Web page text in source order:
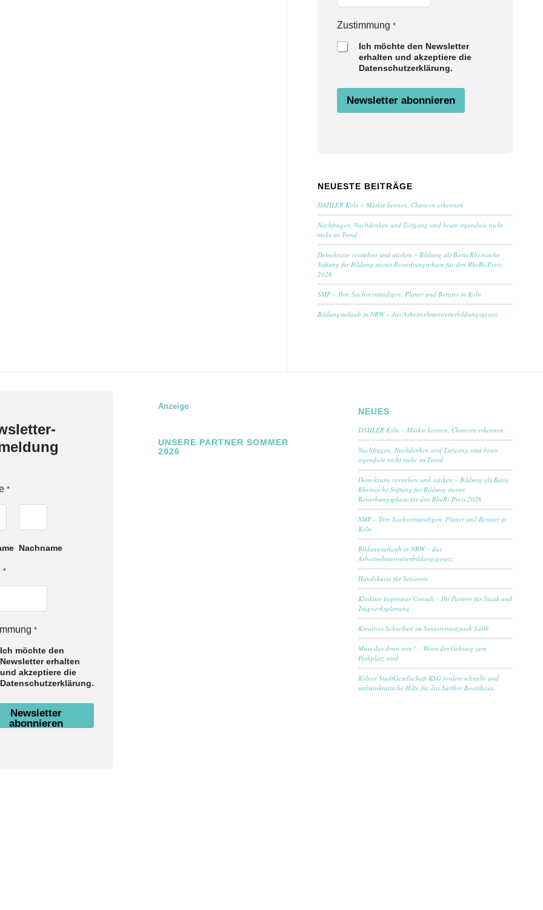
Z
u
t
i
u
Zustimmung *
Ich möchte den Newsletter
erhalten und akzeptiere die
Datenschutzerklärung.
Newsletter abonnieren
NEUESTE BEITRÄGE
DAHLER Köln – Märkte kennen, Chancen erkennen
Nachfragen, Nachdenken und Tiefgang sind heute irgendwie nicht
mehr im Trend
Demokratie verstehen und stärken – Bildung als Basis Rheinische
Stiftung für Bildung startet Bewerbungsphase für den RheBi-Preis
2026
SMP – Ihre Sachverständigen, Planer und Berater in Köln
Bildungsurlaub in NRW – das Arbeitnehmerweiterbildungsgesetz
*
Nachname
*
*
Ich möchte den
Newsletter erhalten
und akzeptiere die
Datenschutzerklärung.
Newsletter
abonnieren
Anzeige
UNSERE PARTNER SOMMER
2026
NEUES
DAHLER Köln – Märkte kennen, Chancen erkennen
Nachfragen, Nachdenken und Tiefgang sind heute
irgendwie nicht mehr im Trend
Demokratie verstehen und stärken – Bildung als Basis
Rheinische Stiftung für Bildung startet
Bewerbungsphase für den RheBi-Preis 2026
SMP – Ihre Sachverständigen, Planer und Berater in
Köln
Bildungsurlaub in NRW – das
Arbeitnehmerweiterbildungsgesetz
Handykurse für Senioren
Klinkner Ingenieur Consult – Ihr Partner für Statik und
Tragwerksplanung
Kreatives Schreiben im Seniorennetzwerk Sürth
Muss das denn sein? – Wenn der Gehweg zum
Parkplatz wird
Kölner StadtGesellschaft KSG fordert schnelle und
unbürokratische Hilfe für das Sürther Bootshaus